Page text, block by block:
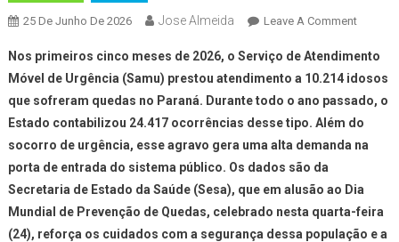
25 De Junho De 2026 Jose Almeida Leave A CommentOn
Saúde
Alerta
Para
De
Nos primeiros cinco meses de 2026, o Serviço de Atendimento
Móvel de Urgência (Samu) prestou atendimento a 10.214 idosos
que sofreram quedas no Paraná. Durante todo o ano passado, o
Estado contabilizou 24.417 ocorrências desse tipo. Além do
socorro de urgência, esse agravo gera uma alta demanda na
porta de entrada do sistema público. Os dados são da
Secretaria de Estado da Saúde (Sesa), que em alusão ao Dia
Mundial de Prevenção de Quedas, celebrado nesta quarta-feira
(24), reforça os cuidados com a segurança dessa população e a